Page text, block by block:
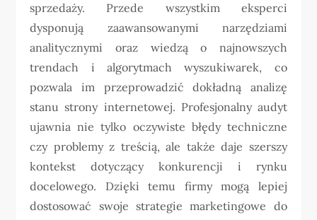
sprzedaży. Przede wszystkim eksperci
dysponują zaawansowanymi narzędziami
analitycznymi oraz wiedzą o najnowszych
trendach i algorytmach wyszukiwarek, co
pozwala im przeprowadzić dokładną analizę
stanu strony internetowej. Profesjonalny audyt
ujawnia nie tylko oczywiste błędy techniczne
czy problemy z treścią, ale także daje szerszy
kontekst dotyczący konkurencji i rynku
docelowego. Dzięki temu firmy mogą lepiej
dostosować swoje strategie marketingowe do